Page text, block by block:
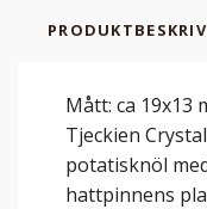
Mått: ca 19x13
Tjeckien
potatisknöl
hattpinnens